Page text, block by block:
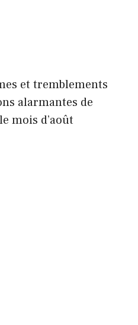
et tremblements
alarmantes de
mois d’août